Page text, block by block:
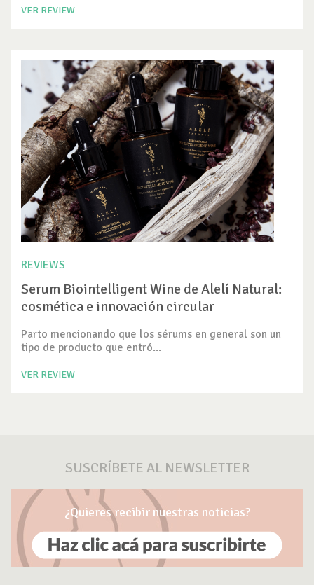
VER REVIEW
REVIEWS
Serum Biointelligent Wine de Alelí Natural:
cosmética e innovación circular
Parto mencionando que los sérums en general son un
tipo de producto que entró...
VER REVIEW
SUSCRÍBETE AL NEWSLETTER
¿Quieres recibir nuestras noticias?